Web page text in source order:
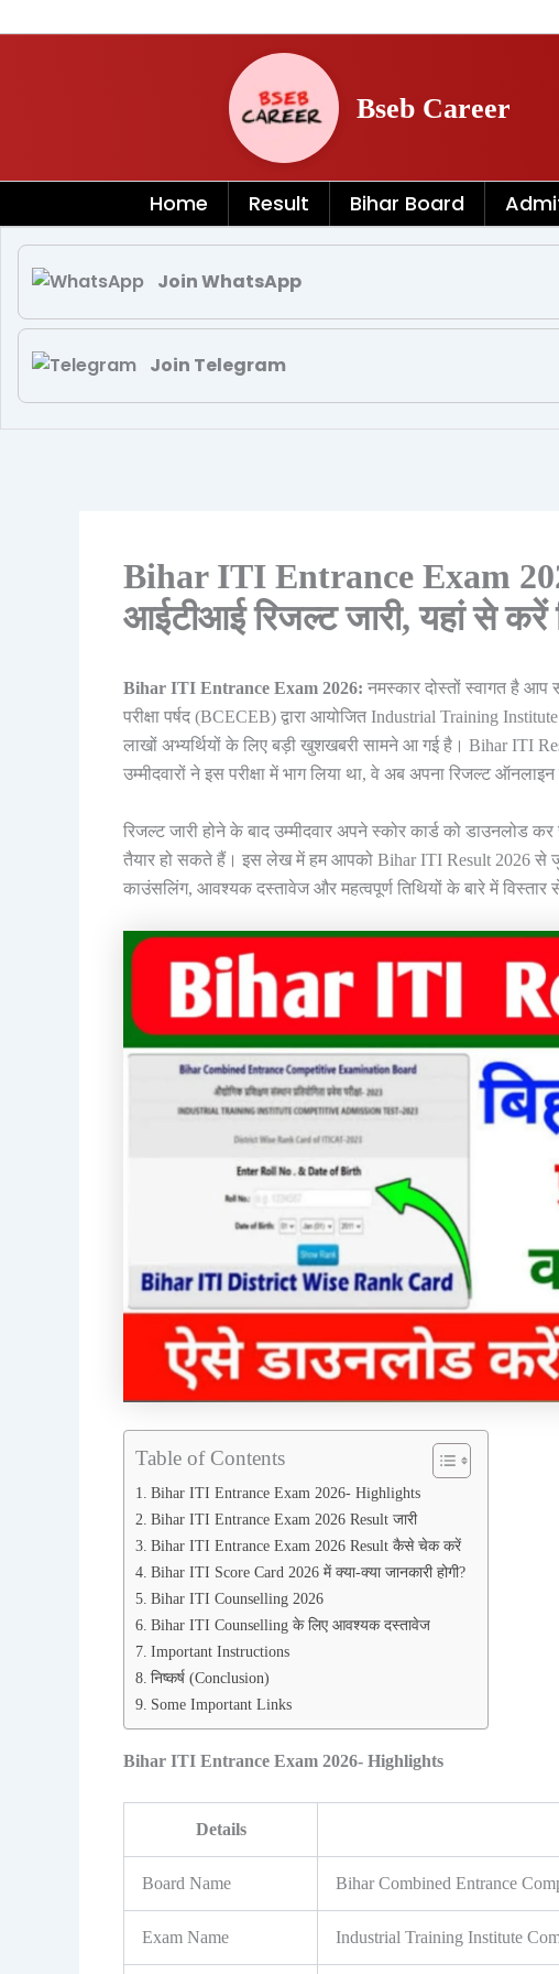
to
Bseb Career
Home Result Bihar Board
Join WhatsApp
Join Telegram
Bihar ITI Entrance Exam
आईटीआई रिजल्ट जारी, यहां से
Bihar ITI Entrance Exam 2026: नमस्कार दोस्तों स्वागत है आप
परीक्षा पर्षद (BCECEB) द्वारा आयोजित Industrial Training
लाखों अभ्यर्थियों के लिए बड़ी खुशखबरी सामने आ गई है। Bihar ITI
उम्मीदवारों ने इस परीक्षा में भाग लिया था, वे अब अपना रिजल्ट
रिजल्ट जारी होने के बाद उम्मीदवार अपने स्कोर कार्ड को
तैयार हो सकते हैं। इस लेख में हम आपको Bihar ITI Result 2026 से
काउंसलिंग, आवश्यक दस्तावेज और महत्वपूर्ण तिथियों के बारे में विस्तार
Table of Contents
Bihar ITI Entrance Exam 2026- Highlights
Bihar ITI Entrance Exam 2026 Result जारी
Bihar ITI Entrance Exam 2026 Result कैसे चेक करें
Bihar ITI Score Card 2026 में क्या-क्या जानकारी होगी?
Bihar ITI Counselling 2026
Bihar ITI Counselling के लिए आवश्यक दस्तावेज
Important Instructions
निष्कर्ष (Conclusion)
Some Important Links
Bihar ITI Entrance Exam 2026- Highlights
Details
Board Name Bihar Combined Entrance
Exam Name Industrial Training Institute